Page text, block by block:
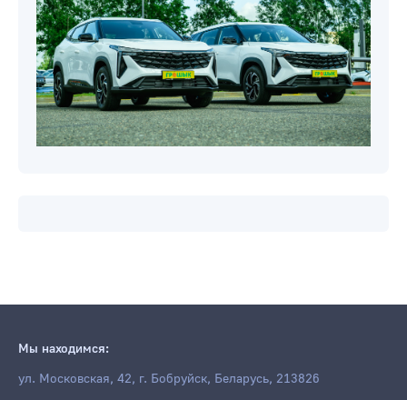
Новости компаний